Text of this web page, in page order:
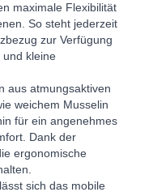
maximale Flexibilität
. So steht jederzeit
zur Verfügung
kleine
aus atmungsaktiven
weichem Musselin
für ein angenehmes
Dank der
ergonomische
sich das mobile